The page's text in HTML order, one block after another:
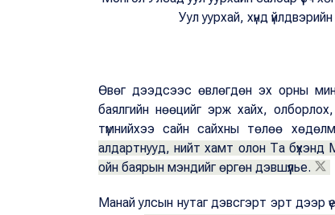
Уул уурхай, хүнд
Өвөг дээдсээс өвлөгдөн эх орны
баялгийн нөөцийг эрж хайх, олборлох,
түмнийхээ сайн сайхны төлөө
алдартнууд, нийт хамт олон Та бүхэнд
ойн баярын мэндийг өргөн дэвшүүлье.
Манай улсын нутаг дэвсгэрт эрт дээр